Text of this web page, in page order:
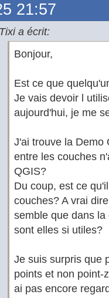
21:57
Tixi a écrit:
Bonjour,
Est ce que
Je vais devoir l
aujourd'hui, je me
J'ai trouve la Demo
entre les couches
QGIS?
Du coup, est ce
couches? A vrai
semble que dans
sont elles si utiles?
Je suis surpris que
points et non point-
ai pas encore